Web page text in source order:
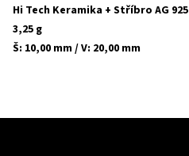
Hi Tech Keramika + Stříbro AG 925
3,25 g
Š: 10,00 mm / V: 20,00 mm